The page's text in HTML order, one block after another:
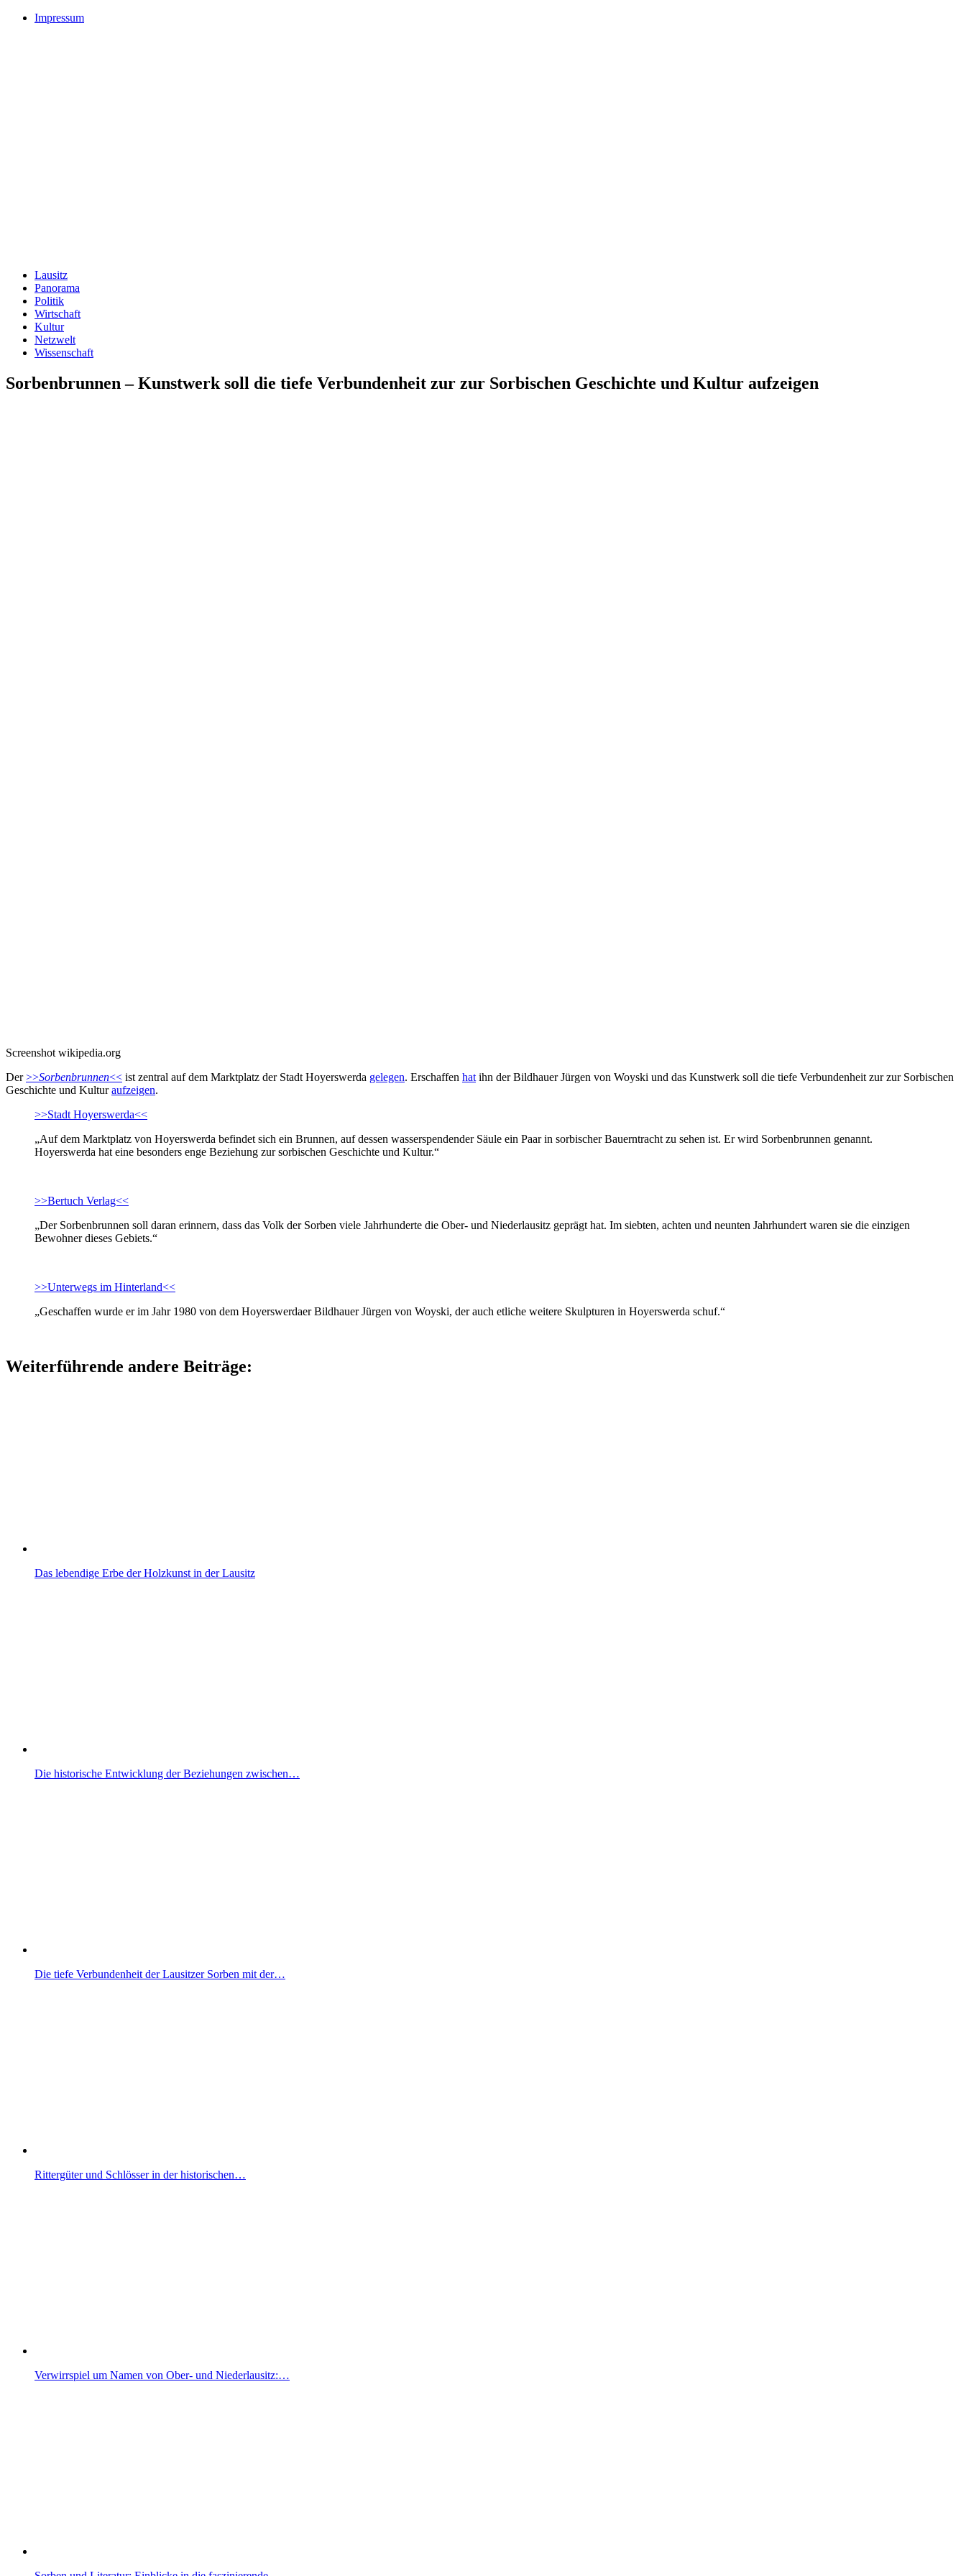
Impressum
Lausitz
Panorama
Politik
Wirtschaft
Kultur
Netzwelt
Wissenschaft
Sorbenbrunnen – Kunstwerk soll die tiefe Verbundenheit zur zur Sorbischen Geschichte und Kultur aufzeigen
Screenshot wikipedia.org
Der>>Sorbenbrunnen<< ist zentral auf dem Marktplatz der Stadt Hoyerswerda gelegen. Erschaffen hat ihn der Bildhauer Jürgen von Woyski und das Kunstwerk soll die tiefe Verbundenheit zur zur Sorbischen
Geschichte und Kulturaufzeigen.
>>Stadt Hoyerswerda<<
„Auf dem Marktplatz von Hoyerswerda befindet sich ein Brunnen, auf dessen wasserspendender Säule ein Paar in sorbischer Bauerntracht zu sehen ist. Er wird Sorbenbrunnen genannt.
Hoyerswerda hat eine besonders enge Beziehung zur sorbischen Geschichte und Kultur.“
>>Bertuch Verlag<<
„Der Sorbenbrunnen soll daran erinnern, dass das Volk der Sorben viele Jahrhunderte die Ober- und Niederlausitz geprägt hat. Im siebten, achten und neunten Jahrhundert waren sie die einzigen
Bewohner dieses Gebiets.“
>>Unterwegs im Hinterland<<
„Geschaffen wurde er im Jahr 1980 von dem Hoyerswerdaer Bildhauer Jürgen von Woyski, der auch etliche weitere Skulpturen in Hoyerswerda schuf.“
Weiterführende andere Beiträge:
Das lebendige Erbe der Holzkunst in der Lausitz
Die historische Entwicklung der Beziehungen zwischen…
Die tiefe Verbundenheit der Lausitzer Sorben mit der…
Rittergüter und Schlösser in der historischen…
Verwirrspiel um Namen von Ober- und Niederlausitz:…